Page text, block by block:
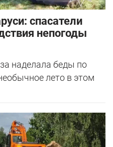
спасатели
непогоды
наделала беды по
лето в этом